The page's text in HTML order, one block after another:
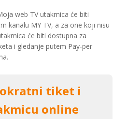
web TV utakmica će biti
kanalu MY TV, a za one koji nisu
će biti dostupna za
i gledanje putem Pay-per
tiket i
online